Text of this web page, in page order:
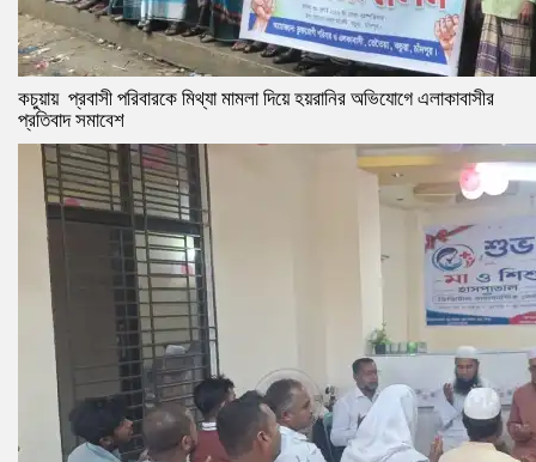
কচুয়ায় প্রবাসী পরিবারকে মিথ্যা মামলা দিয়ে হয়রানির অভিযোগে এলাকাবাসীর
প্রতিবাদ সমাবেশ